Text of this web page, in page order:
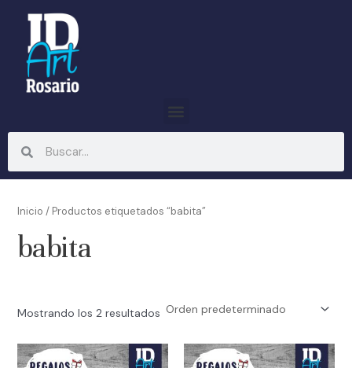
contenido
Inicio / Productos etiquetados “babita”
babita
Mostrando los 2 resultados